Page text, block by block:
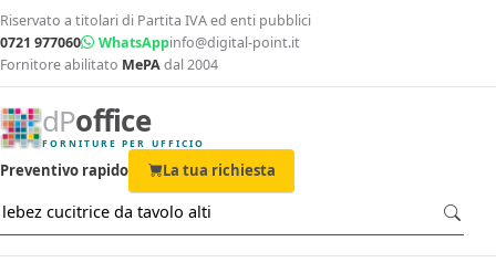
Riservato a titolari di Partita IVA ed enti pubblici
0721 977060
WhatsAppinfo@digital-point.it
Fornitore abilitato MePAdal 2004
dPoffice
FORNITURE PER UFFICIO
Preventivo rapido La tua richiesta